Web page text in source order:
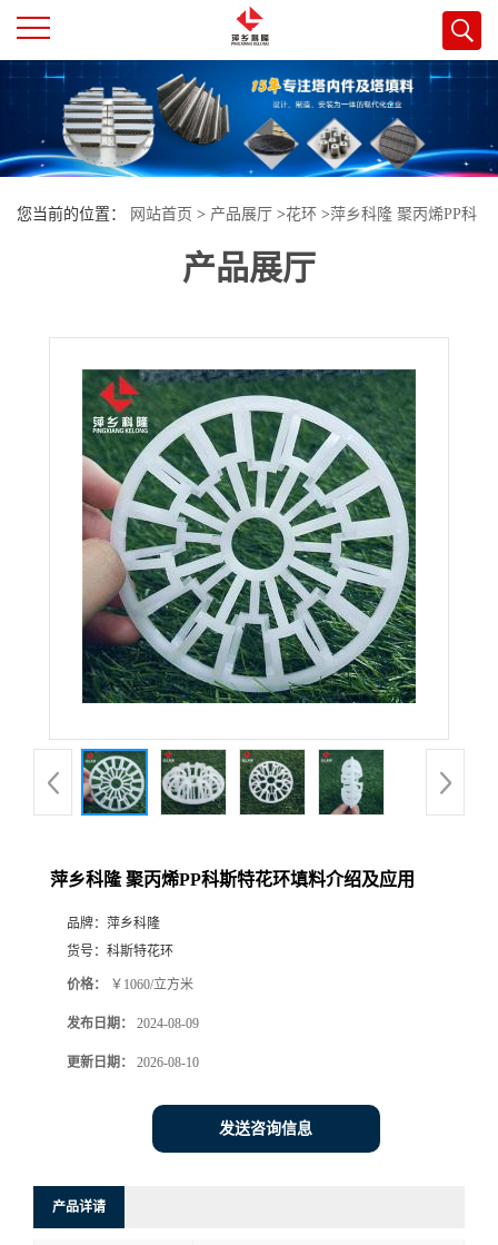
公
司
产
品
您当前的位置： 网站首页 > 产品展厅 >花环 >萍乡科隆 聚丙烯PP科
斯特花环填料介绍及应用产品展厅
萍乡科隆 聚丙烯PP科斯特花环填料介绍及应用
品牌： 萍乡科隆
货号： 科斯特花环
价格： ￥1060/立方米
发布日期： 2024-08-09
更新日期： 2026-08-10
发送咨询信息
产品详请